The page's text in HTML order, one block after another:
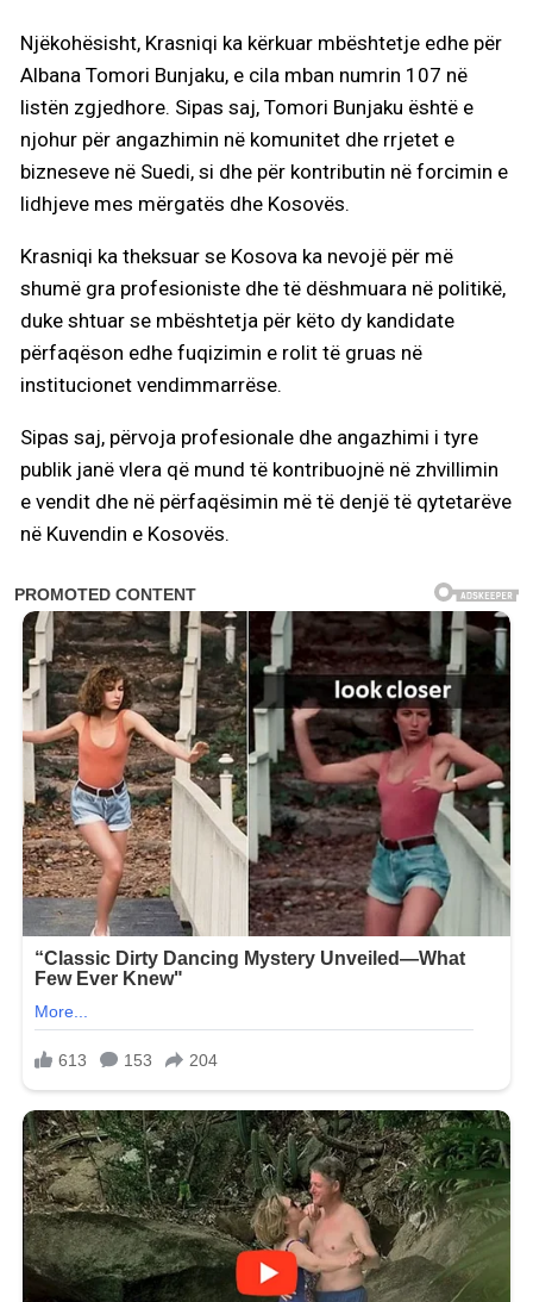
Njëkohësisht, Krasniqi ka kërkuar mbështetje edhe për
Albana Tomori Bunjaku, e cila mban numrin 107 në
listën zgjedhore. Sipas saj, Tomori Bunjaku është e
njohur për angazhimin në komunitet dhe rrjetet e
bizneseve në Suedi, si dhe për kontributin në forcimin e
lidhjeve mes mërgatës dhe Kosovës.
Krasniqi ka theksuar se Kosova ka nevojë për më
shumë gra profesioniste dhe të dëshmuara në politikë,
duke shtuar se mbështetja për këto dy kandidate
përfaqëson edhe fuqizimin e rolit të gruas në
institucionet vendimmarrëse.
Sipas saj, përvoja profesionale dhe angazhimi i tyre
publik janë vlera që mund të kontribuojnë në zhvillimin
e vendit dhe në përfaqësimin më të denjë të qytetarëve
në Kuvendin e Kosovës.